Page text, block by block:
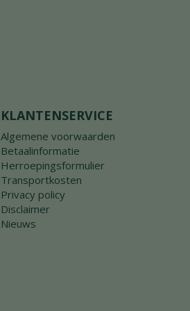
KLANTENSERVICE
Algemene voorwaarden
Betaalinformatie
Herroepingsformulier
Transportkosten
Privacy policy
Disclaimer
Nieuws